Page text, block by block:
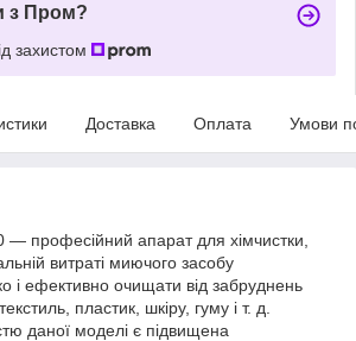
з Пром?
захистом
Доставка Оплата Умови
професійний апарат для хімчистки,
витраті миючого засобу
і ефективно очищати від забруднень
пластик, шкіру, гуму і т. д.
даної моделі є підвищена